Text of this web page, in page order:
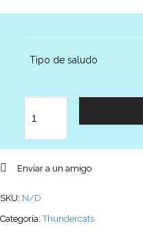
Tipo de saludo
Enviar a un amigo
SKU: N/D
Categoría:Thundercats